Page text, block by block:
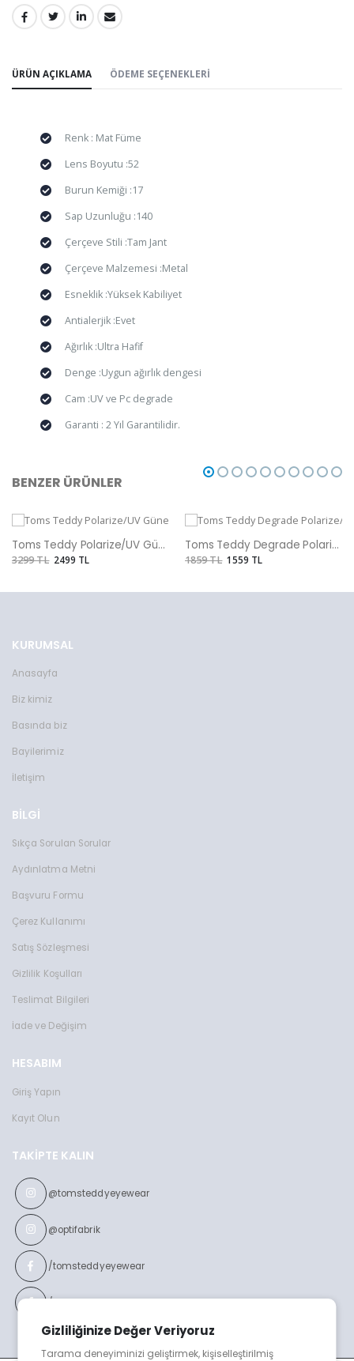
Gizliliğinize Değer Veriyoruz
Tarama deneyiminizi geliştirmek, kişiselleştirilmiş
PAYLAŞ:
ÜRÜN AÇIKLAMA ÖDEME SEÇENEKLERI
Renk : Mat Füme
Lens Boyutu :52
Burun Kemiği :17
Sap Uzunluğu :140
Çerçeve Stili :Tam Jant
Çerçeve Malzemesi :Metal
Esneklik :Yüksek Kabiliyet
Antialerjik :Evet
Ağırlık :Ultra Hafif
Denge :Uygun ağırlık dengesi
Cam :UV ve Pc degrade
Garanti : 2 Yıl Garantilidir.
BENZER ÜRÜNLER
Toms Teddy Polarize/UV Güneş Gözlüğü
3299 TL 2499 TL
Toms Teddy Degrade Polarize/UV Güneş Gözlüğü
1859 TL 1559 TL
KURUMSAL
Anasayfa
Biz kimiz
Basında biz
Bayilerimiz
İletişim
BİLGİ
Sıkça Sorulan Sorular
Aydınlatma Metni
Başvuru Formu
Çerez Kullanımı
Satış Sözleşmesi
Gizlilik Koşulları
Teslimat Bilgileri
İade ve Değişim
HESABIM
Giriş Yapın
Kayıt Olun
TAKIPTE KALIN
@tomsteddyeyewear
@optifabrik
/tomsteddyeyewear
/optifabrikeyewear